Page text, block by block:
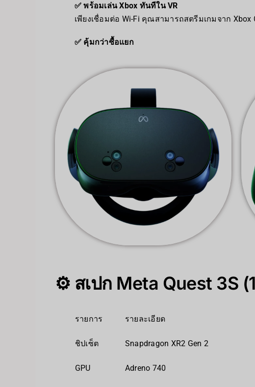
✅ พร้อมเล่น Xbox ทันทีใน VR
เพียงเชื่อมต่อ Wi-Fi คุณสามารถสตรีมเกมจาก Xbox
✅ คุ้มกว่าซื้อแยก
⚙️ สเปก Meta Quest 3S
รายการ รายละเอียด
ชิปเซ็ต Snapdragon XR2 Gen 2
GPU Adreno 740